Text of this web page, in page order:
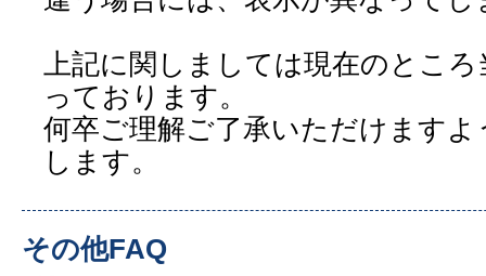
上記に関しましては現在のとこ
っております。
何卒ご理解ご了承いただけます
します。
その他FAQ